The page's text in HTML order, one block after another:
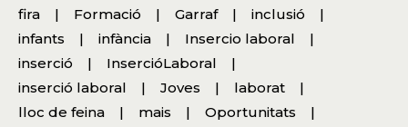
fira
Formació Garraf
inclusió
infants
infància
Insercio laboral
inserció
InsercióLaboral
inserció laboral
Joves
laborat
lloc de feina
mais
Oportunitats